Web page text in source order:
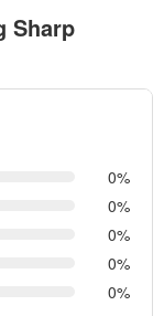
Sharp
0
0
0
0
0